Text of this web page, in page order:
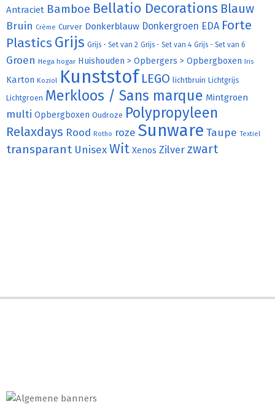
Antraciet Bamboe Bellatio Decorations Blauw
Bruin Crème Curver Donkerblauw Donkergroen EDA Forte
Plastics Grijs Grijs - Set van 2 Grijs - Set van 4 Grijs - Set van 6
Groen Hega hogar Huishouden > Opbergers > Opbergboxen Iris
Karton Koziol Kunststof LEGO lichtbruin Lichtgrijs
Lichtgroen Merkloos / Sans marque Mintgroen
multi Opbergboxen Oudroze Polypropyleen
Relaxdays Rood Rotho roze Sunware Taupe Textiel
transparant UnisexWit Xenos Zilver zwart